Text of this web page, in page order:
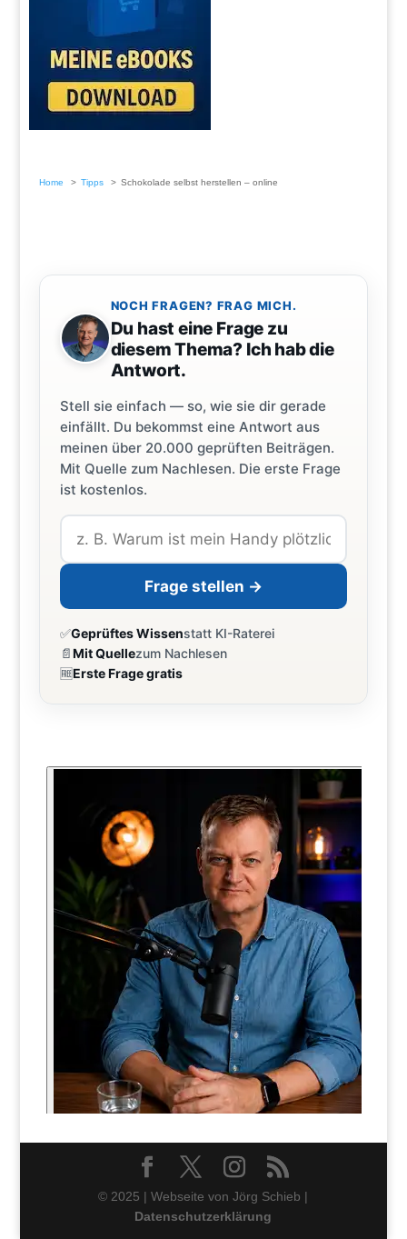
Home Tipps Schokolade selbst herstellen – online
NOCH FRAGEN? FRAG MICH.
Du hast eine Frage zu
diesem Thema? Ich hab die
Antwort.
Stell sie einfach — so, wie sie dir gerade
einfällt. Du bekommst eine Antwort aus
meinen über 20.000 geprüften Beiträgen.
Mit Quelle zum Nachlesen. Die erste Frage
ist kostenlos.
Frage stellen →
✅Geprüftes Wissenstatt KI-Raterei
📄Mit Quellezum Nachlesen
🆓Erste Frage gratis
© 2025 | Webseite von Jörg Schieb |
Datenschutzerklärung